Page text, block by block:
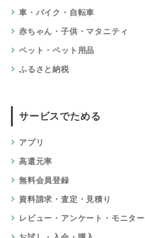
車・バイク・自転車
赤ちゃん・子供・マタニティ
ペット・ペット用品
ふるさと納税
サービスでためる
アプリ
高還元率
無料会員登録
資料請求・査定・見積り
レビュー・アンケート・モニター